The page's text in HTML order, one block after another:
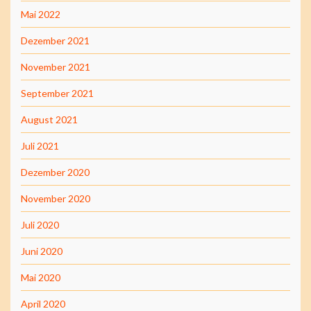
Mai 2022
Dezember 2021
November 2021
September 2021
August 2021
Juli 2021
Dezember 2020
November 2020
Juli 2020
Juni 2020
Mai 2020
April 2020